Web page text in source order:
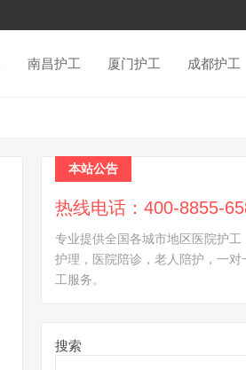
南昌护工 厦门护工 成都护工
本站公告
热线电话：400-8855-
专业提供全国各城市地区医院护工
护理，医院陪诊，老人陪护，一对
工服务。
搜索